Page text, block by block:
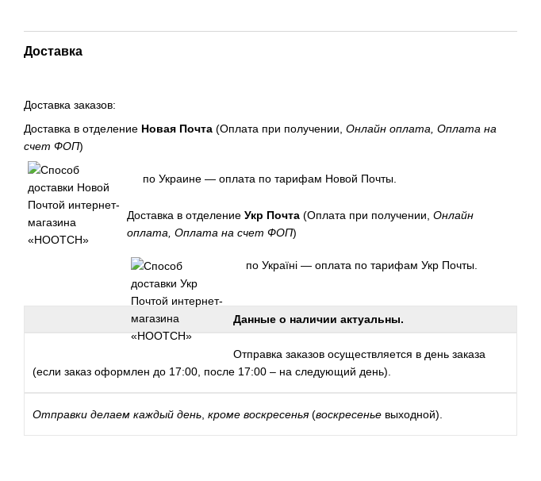
Доставка
Доставка заказов:
Доставка в отделение Новая Почта (Оплата при получении, Онлайн оплата, Оплата на
счет ФОП)
по Украине — оплата по тарифам Новой Почты.
Доставка в отделение Укр Почта (Оплата при получении, Онлайн
оплата, Оплата на счет ФОП)
по Україні — оплата по тарифам Укр Почты.
Данные о наличии актуальны.
Отправка заказов осуществляется в день заказа
(если заказ оформлен до 17:00, после 17:00 – на следующий день).
Отправки делаем каждый день, кроме воскресенья(воскресенье выходной).